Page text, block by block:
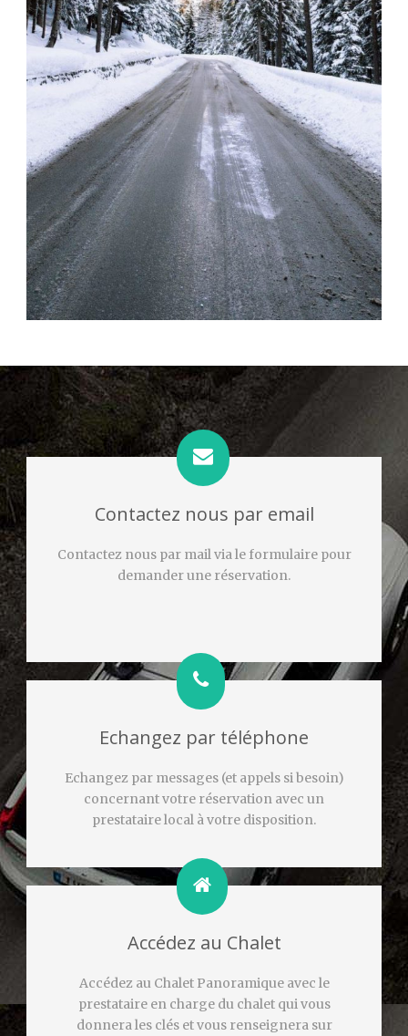
Contactez nous par email
Contactez nous par mail via le formulaire pour
demander une réservation.
Echangez par téléphone
Echangez par messages (et appels si besoin)
concernant votre réservation avec un
prestataire local à votre disposition.
Accédez au Chalet
Accédez au Chalet Panoramique avec le
prestataire en charge du chalet qui vous
donnera les clés et vous renseignera sur